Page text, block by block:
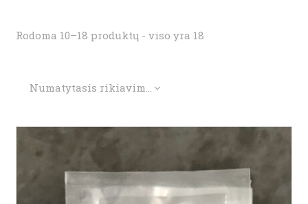
Rodoma 10–18 produktų - viso yra 18
Numatytasis rikiavimas